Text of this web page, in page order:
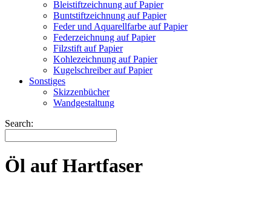
Bleistiftzeichnung auf Papier
Buntstiftzeichnung auf Papier
Feder und Aquarellfarbe auf Papier
Federzeichnung auf Papier
Filzstift auf Papier
Kohlezeichnung auf Papier
Kugelschreiber auf Papier
Sonstiges
Skizzenbücher
Wandgestaltung
Search:
Öl auf Hartfaser